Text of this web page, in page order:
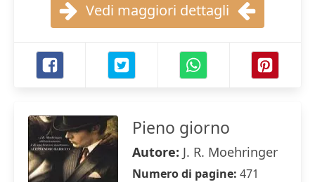
Vedi maggiori dettagli
Pieno giorno
Autore: J. R. Moehringer
Numero di pagine: 471